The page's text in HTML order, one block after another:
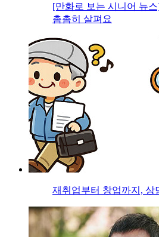
[만화로 보는 시니어 뉴
촘촘히 살펴요
재취업부터 창업까지, 상